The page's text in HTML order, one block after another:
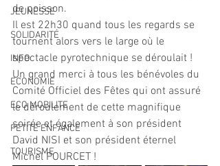
JEUNESSE
SOLIDARITÉ
INFO
ECONOMIE
ECO MOBILITE
PETITE ENFANCE
TOURISME
de poisson.
Il est 22h30 quand tous les regards se
tournent alors vers le large où le
spectacle pyrotechnique se déroulait !
Un grand merci à tous les bénévoles du
Comité Officiel des Fêtes qui ont assuré
le déroulement de cette magnifique
soirée et également à son président
David NISI et son président éternel
Michel POURCET !